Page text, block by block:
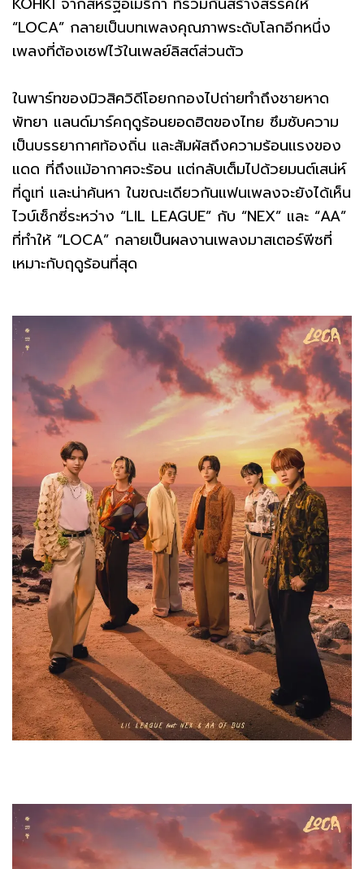
“LOCA” กลายเป็นบทเพลงคุณภาพระดับโลกอีกหนึ่ง
เพลงที่ต้องเซฟไว้ในเพลย์ลิสต์ส่วนตัว
ในพาร์ทของมิวสิควิดีโอยกกองไปถ่ายทำถึงชายหาด
พัทยา แลนด์มาร์คฤดูร้อนยอดฮิตของไทย ซึมซับความ
เป็นบรรยากาศท้องถิ่น และสัมผัสถึงความร้อนแรงของ
แดด ที่ถึงแม้อากาศจะร้อน แต่กลับเต็มไปด้วยมนต์เสน่ห์
ที่ดูเท่ และน่าค้นหา ในขณะเดียวกันแฟนเพลงจะยังได้เห็น
ไวบ์เซ็กซี่ระหว่าง “LIL LEAGUE” กับ “NEX” และ “AA”
ที่ทำให้ “LOCA” กลายเป็นผลงานเพลงมาสเตอร์พีซที่
เหมาะกับฤดูร้อนที่สุด